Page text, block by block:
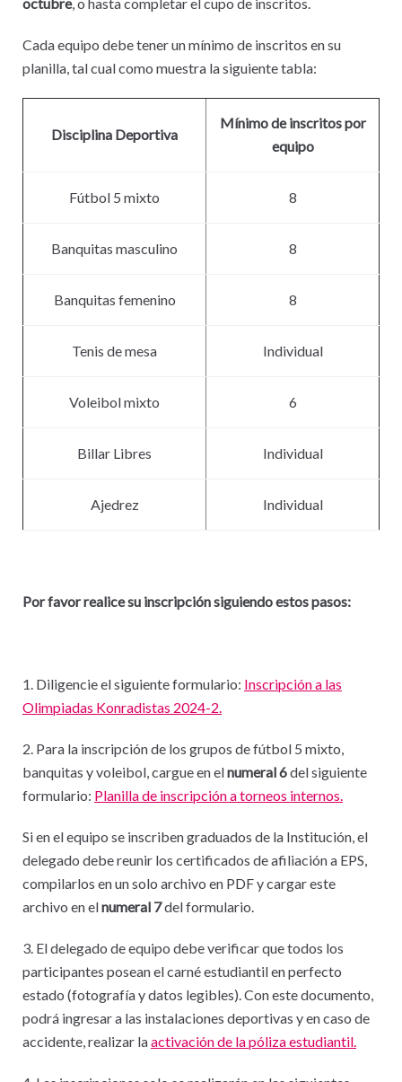
Cada equipo debe tener un mínimo de inscritos en su
planilla, tal cual como muestra la siguiente tabla:
Disciplina Deportiva
Mínimo de inscritos por
equipo
Fútbol 5 mixto 8
Banquitas masculino 8
Banquitas femenino 8
Tenis de mesa Individual
Voleibol mixto 6
Billar Libres Individual
Ajedrez Individual
Por favor realice su inscripción siguiendo estos pasos:
1. Diligencie el siguiente formulario: Inscripción a las
Olimpiadas Konradistas 2024-2.
2. Para la inscripción de los grupos de fútbol 5 mixto,
banquitas y voleibol, cargue en elnumeral 6del siguiente
formulario: Planilla de inscripción a torneos internos.
Si en el equipo se inscriben graduados de la Institución, el
delegado debe reunir los certificados de afiliación a EPS,
compilarlos en un solo archivo en PDF y cargar este
archivo en elnumeral 7del formulario.
3. El delegado de equipo debe verificar que todos los
participantes posean el carné estudiantil en perfecto
estado (fotografía y datos legibles). Con este documento,
podrá ingresar a las instalaciones deportivas y en caso de
accidente, realizar laactivación de la póliza estudiantil.